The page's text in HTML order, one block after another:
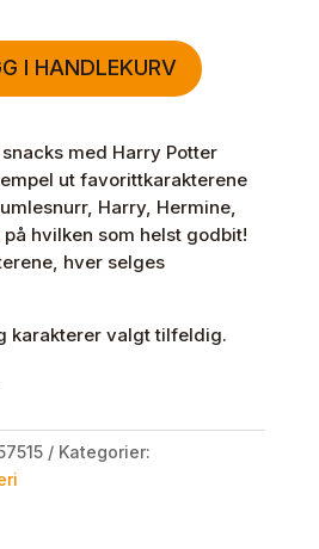
kr.23.20 kr.
I HANDLEKURV
med Harry Potter
ut favorittkarakterene
Harry, Hermine,
hvilken som helst godbit!
hver selges
karakterer valgt tilfeldig.
Kategorier: